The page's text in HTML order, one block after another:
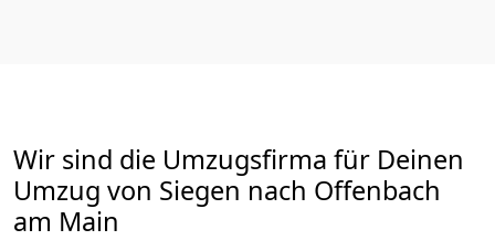
Wir sind die Umzugsfirma für Deinen
Umzug von Siegen nach Offenbach
am Main